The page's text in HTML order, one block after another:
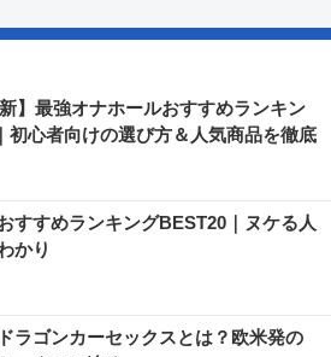
新】最強オナホールおすすめランキン
初心者向けの選び方＆人気商品を徹底
すすめランキングBEST20｜ヌケる人
かり
ラゴンカーセックスとは？欧米発の